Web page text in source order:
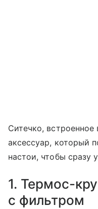
Ситечко,
аксессуар, который
настои, чтобы сразу
1. Термос-
с фильтром